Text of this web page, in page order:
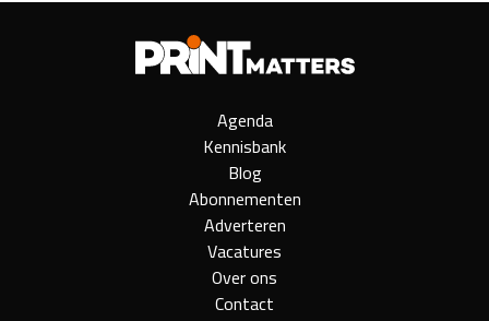
Agenda
Kennisbank
Blog
Abonnementen
Adverteren
Vacatures
Over ons
Contact